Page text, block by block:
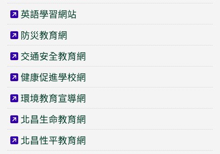
英語學習網站
防災教育網
交通安全教育網
健康促進學校網
環境教育宣導網
北昌生命教育網
北昌性平教育網